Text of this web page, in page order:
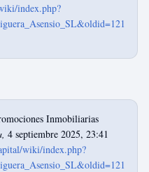
index.php?
Inmobiliarias
4 septiembre 2025, 23:41
wiki/index.php?